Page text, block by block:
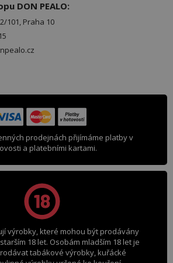
DON PEALO:
101, Praha 10
prodejnách přijímáme platby v
a platebními kartami.
výrobky, které mohou být prodávány
18 let. Osobám mladším 18 let je
tabákové výrobky, kuřácké